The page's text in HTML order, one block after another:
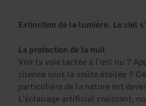
Extinction de la lumière. Le ciel
La protection de la nuit
Voir la voie lactée à l'œil nu ?
silence sous la voûte étoilée ?
particulière de la nature est
L'éclairage artificiel croissant,